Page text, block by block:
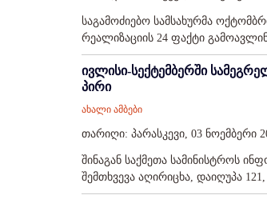
საგამოძიებო სამსახურმა
რეალიზაციის 24 ფაქტი
ივლისი-სექტემბერში
პირი
ახალი ამბები
თარიღი: პარასკევი, 03 ნოემბერი
შინაგან საქმეთა სამინისტროს
შემთხვევა აღირიცხა, დაიღუპა